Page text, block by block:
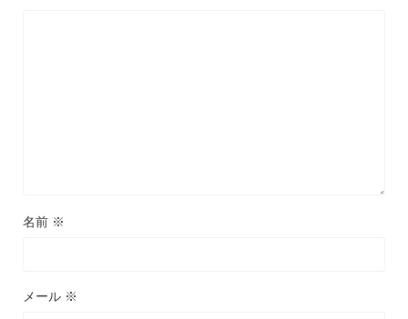
名前 ※
メール ※